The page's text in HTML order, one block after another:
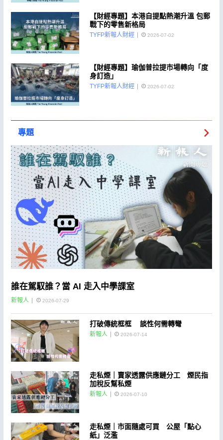
【財經專題】本港自提點熱潮升溫 包郵
戰下的零售新格局
TYFP新報人財經 2026-07-02
【財經專題】瑜伽普拉提市場轉向「度
身訂造」
TYFP新報人財經 2026-07-02
專題
誰在駕馭誰？當 AI 走入中學課室
新報人 2026-07-29
打破傳統框框 談性何需轉彎
新報人 2026-07-14
走私煙｜賣家透露供應鏈分工 煙民指
加稅反幫私煙
新報人 2026-07-10
走私煙｜市面隨處可買 公屋「點心
紙」泛濫